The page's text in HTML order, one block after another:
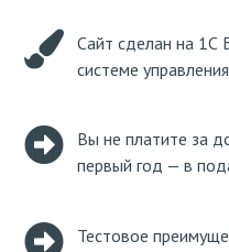
Сайт сделан на 1С
системе
Вы не платите за
первый год — в
Тестовое